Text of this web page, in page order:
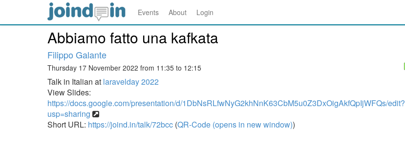
Events About Login
Abbiamo fatto una kafkata
Filippo Galante
Thursday 17 November 2022 from 11:35 to 12:15
Talk in Italian at laravelday 2022
View Slides:
https://docs.google.com/presentation/d/1DbNsRLfwNyG2khNnK63CbM5u0Z3DxOigAkfQpIjWFQs/edit?
usp=sharing
Short URL: https://joind.in/talk/72bcc (QR-Code (opens in new window))